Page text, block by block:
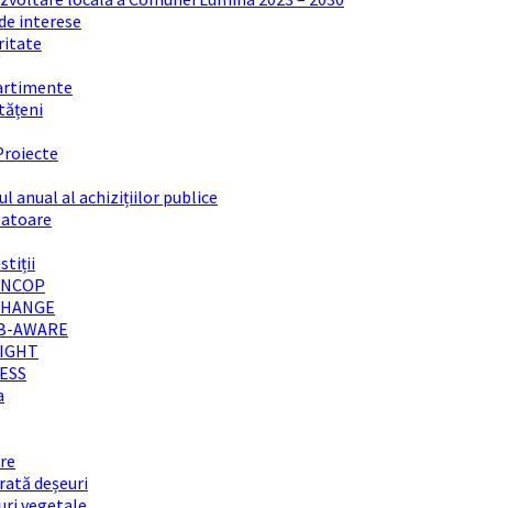
interese
anual al achizițiilor publice
AWARE
deșeuri